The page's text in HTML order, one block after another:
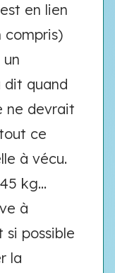
en lien
compris)
dit quand
ne devrait
ce
à vécu.
kg...
à
si possible
la